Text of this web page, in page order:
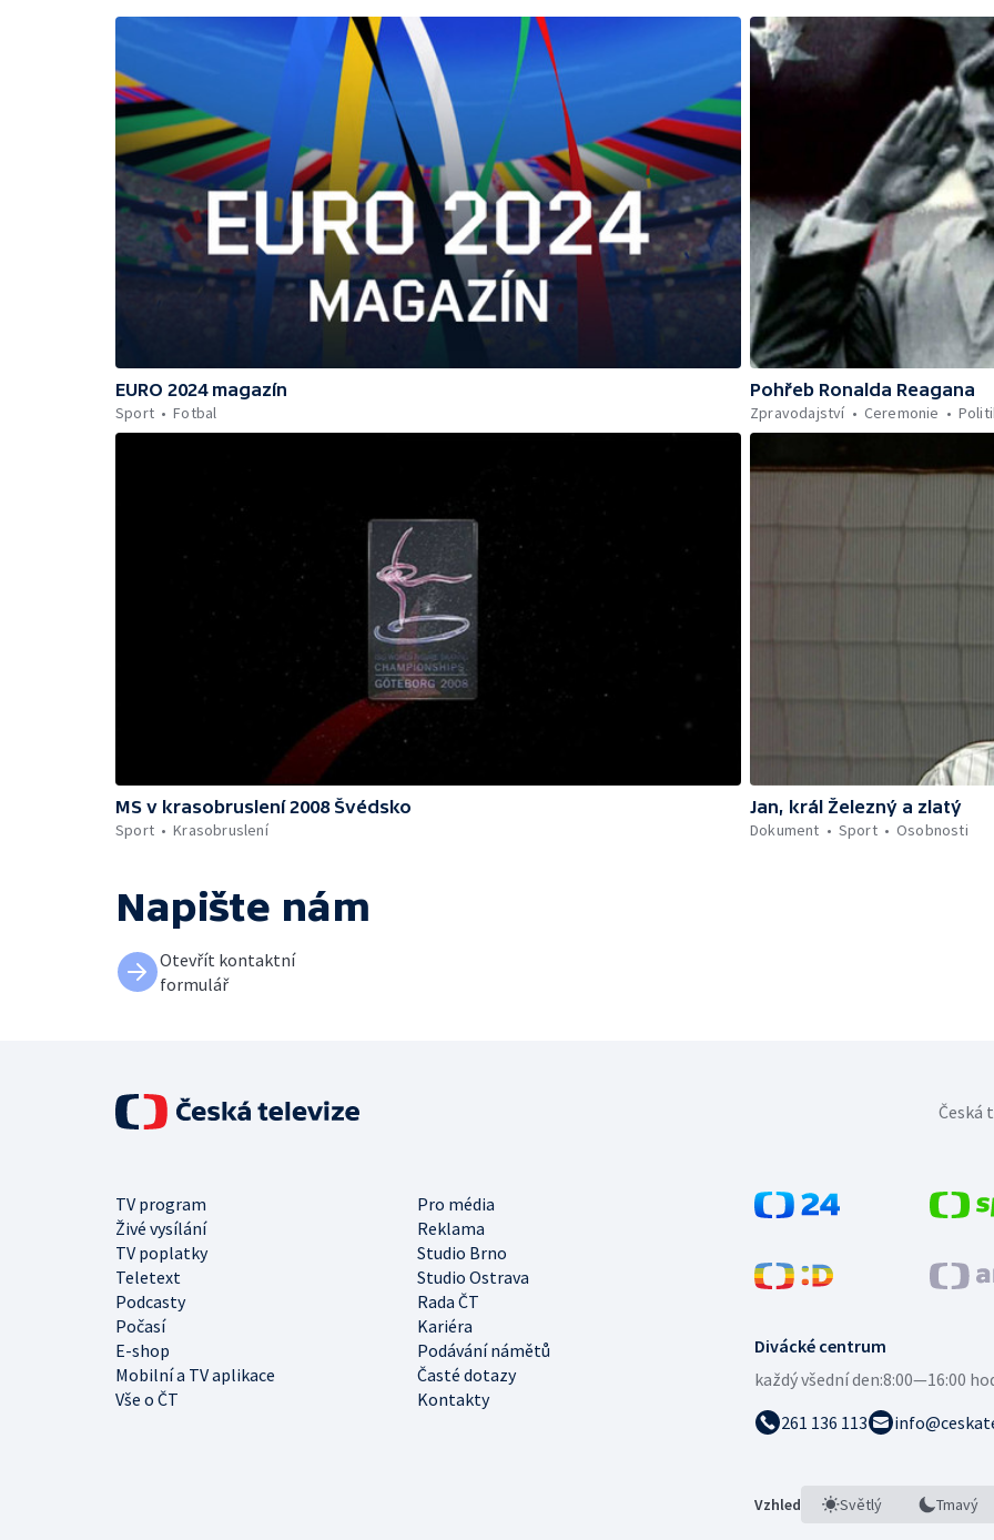
EURO 2024 magazín
Sport
Fotbal
Pohřeb Ronalda Reagana
Zpravodajství
Ceremonie
MS v krasobruslení 2008 Švédsko
Sport
Krasobruslení
Jan, král Železný a zlatý
Dokument
Sport Osobnosti
Napište nám
Otevřít kontaktní
formulář
Divácké centrum
každý všední den:8:00—16:00
261 136 113
Vzhled Světlý Tmavý
TV program
Pro média
Živé vysílání
Reklama
TV poplatky
Studio Brno
Teletext
Studio Ostrava
Podcasty
Rada ČT
Počasí
Kariéra
E-shop
Podávání námětů
Mobilní a TV aplikace
Časté dotazy
Vše o ČT
Kontakty
Česká